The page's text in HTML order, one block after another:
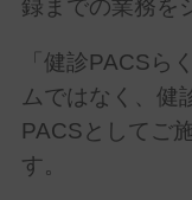
録までの業務を
「健診PACSら
ムではなく、健
PACSとしてご
す。